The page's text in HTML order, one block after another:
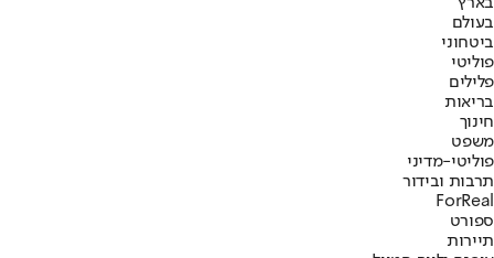
בעולם
ביטחוני
פוליטי
פלילים
בריאות
חינוך
משפט
פוליטי-מדיני
תרבות ובידור
ForReal
ספורט
תיירות